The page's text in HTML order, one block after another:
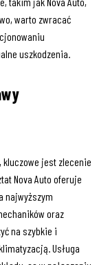
warto zwracać
uszkodzenia.
kluczowe jest zlecenie
Nova Auto oferuje
najwyższym
oraz
na szybkie i
Usługa